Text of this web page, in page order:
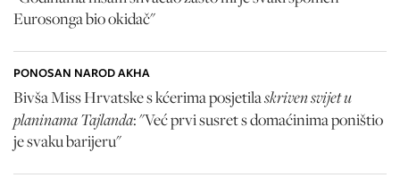
Eurosonga bio okidač"
PONOSAN NAROD AKHA
Bivša Miss Hrvatske s kćerima posjetilaskriven svijet u
planinama Tajlanda: "Već prvi susret s domaćinima poništio
je svaku barijeru"